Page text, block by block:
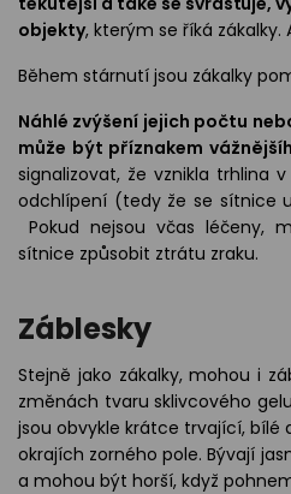
objekty, kterým se říká zákalky.
Během stárnutí jsou zákalky
Náhlé zvýšení jejich počtu
může být příznakem
signalizovat, že vznikla trhlina
odchlípení (tedy že se sítnice
Pokud nejsou včas léčeny,
sítnice způsobit ztrátu zraku.
Záblesky
Stejně jako zákalky, mohou i
změnách tvaru sklivcového
jsou obvykle krátce trvající, bílé
okrajích zorného pole. Bývají
a mohou být horší, když